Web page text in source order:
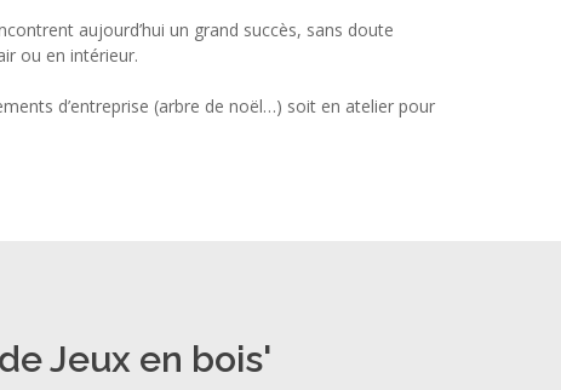
aujourd’hui un grand succès, sans doute
ou en intérieur.
d’entreprise (arbre de noël…) soit en atelier pour
Jeux en bois'